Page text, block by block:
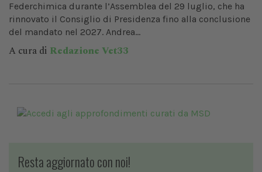
Federchimica durante l’Assemblea del 29 luglio, che ha
rinnovato il Consiglio di Presidenza fino alla conclusione
del mandato nel 2027. Andrea...
A cura di Redazione Vet33
Resta aggiornato con noi!